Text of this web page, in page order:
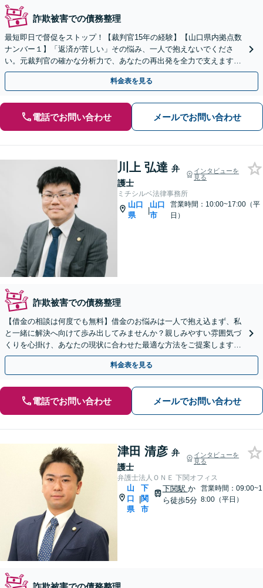
詐欺被害での債務整理
最短即日で督促をストップ！【裁判官15年の経験】【山口県内拠点数
ナンバー１】「返済が苦しい」その悩み、一人で抱えないでくださ
い。元裁判官の確かな分析力で、あなたの再出発を全力で支えます｜
自己破産・任意整理・時効のご相談にも対応
料金表を見る
電話でお問い合わせ メールでお問い合わせ
川上 弘達 弁
護士
インタビューを
見る
ミチシルベ法律事務所
山口
県
|
山口
市
営業時間：10:00~17:00（平
日）
詐欺被害での債務整理
【借金の相談は何度でも無料】借金のお悩みは一人で抱え込まず、私
と一緒に解決へ向けて歩み出してみませんか？親しみやすい雰囲気づ
くりを心掛け、あなたの現状に合わせた最適な方法をご提案します。
【山口駅徒歩13分】【駐車場完備】
料金表を見る
電話でお問い合わせ メールでお問い合わせ
津田 清彦 弁
護士
インタビューを
見る
弁護士法人ＯＮＥ 下関オフィス
山
口
県
|
下
関
市
下関駅 か
ら徒歩5分
営業時間：09:00~1
8:00（平日）